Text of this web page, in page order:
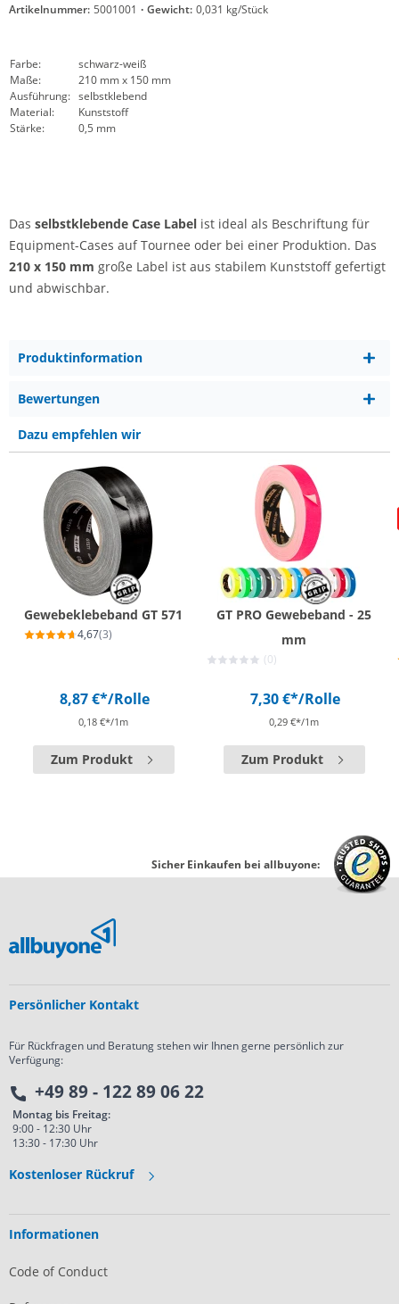
Artikelnummer: 5001001 · Gewicht: 0,031 kg/Stück
Farbe:
schwarz-weiß
Maße:
210 mm x 150 mm
Ausführung: selbstklebend
Material:
Kunststoff
Stärke:
0,5 mm
Das selbstklebende Case Label ist ideal als Beschriftung für
Equipment-Cases auf Tournee oder bei einer Produktion. Das
210 x 150 mm große Label ist aus stabilem Kunststoff gefertigt
und abwischbar.
Produktinformation
Bewertungen
Dazu empfehlen wir
Gewebeklebeband GT 571
4,67(3)
8,87 €*/Rolle
0,18 €*/1m
Zum Produkt
GT PRO Gewebeband - 25
mm
(0)
7,30 €*/Rolle
0,29 €*/1m
Zum Produkt
Sicher Einkaufen bei allbuyone:
Persönlicher Kontakt
Für Rückfragen und Beratung stehen wir Ihnen gerne persönlich zur
Verfügung:
+49 89 - 122 89 06 22
Montag bis Freitag:
9:00 - 12:30 Uhr
13:30 - 17:30 Uhr
Kostenloser Rückruf
Informationen
Code of Conduct